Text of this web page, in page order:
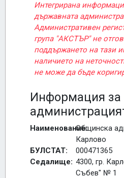
Интегрирана
държавната
Административен
група "АКСТЪР" не
поддържането на тази
наличието на
не може да бъде
Информация за
Наименование:Общинска
Карлово
БУЛСТАТ:
000471365
Седалище: 4300, гр.
Събев" № 1